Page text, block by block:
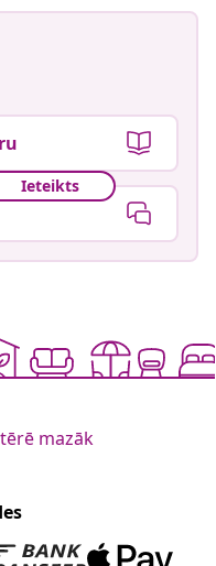
Ieteikts
mazāk